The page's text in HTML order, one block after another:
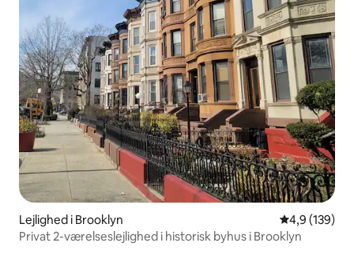
Lejlighed i Brooklyn 4,9 ud af 5 i
4,9 (139)
Privat 2-værelseslejlighed i historisk byhus i Brooklyn